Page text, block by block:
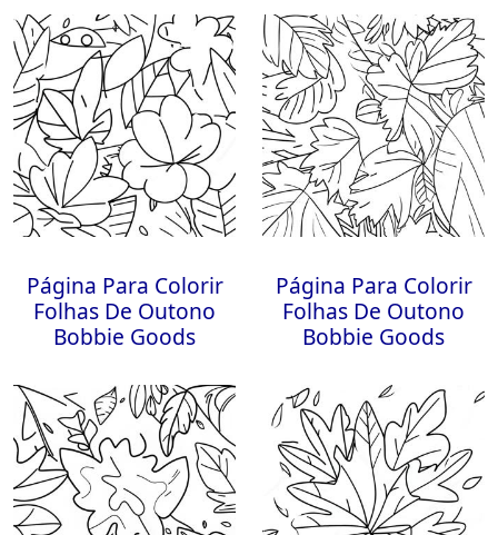
Página Para Colorir
Folhas De Outono
Bobbie Goods
Página Para Colorir
Folhas De Outono
Bobbie Goods